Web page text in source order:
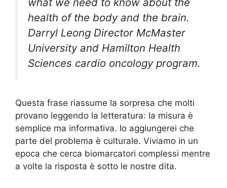
health of the body and the brain.
Darryl Leong Director McMaster
University and Hamilton Health
Sciences cardio oncology program.
Questa frase riassume la sorpresa che molti
provano leggendo la letteratura: la misura è
semplice ma informativa. Io aggiungerei che
parte del problema è culturale. Viviamo in un
epoca che cerca biomarcatori complessi mentre
a volte la risposta è sotto le nostre dita.